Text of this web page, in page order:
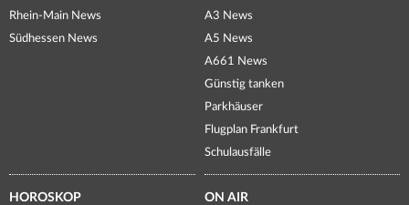
Rhein-Main News
Südhessen News
A3 News
A5 News
A661 News
Günstig tanken
Parkhäuser
Flugplan Frankfurt
Schulausfälle
HOROSKOP ON AIR